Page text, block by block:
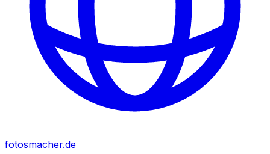
fotosmacher.de